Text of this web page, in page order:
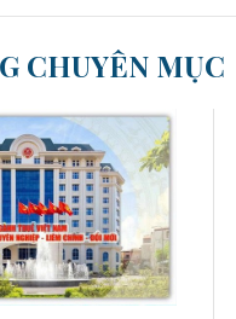
CHUYÊN MỤC